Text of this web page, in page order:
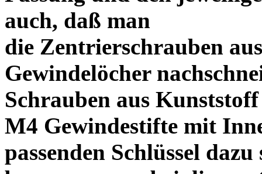
auch, daß man
die Zentrierschrauben
Gewindelöcher
Schrauben aus
M4 Gewindestifte mit
passenden Schlüssel